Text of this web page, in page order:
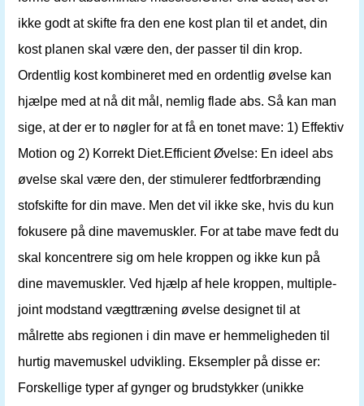
ikke godt at skifte fra den ene kost plan til et andet, din
kost planen skal være den, der passer til din krop.
Ordentlig kost kombineret med en ordentlig øvelse kan
hjælpe med at nå dit mål, nemlig flade abs. Så kan man
sige, at der er to nøgler for at få en tonet mave: 1) Effektiv
Motion og 2) Korrekt Diet.Efficient Øvelse: En ideel abs
øvelse skal være den, der stimulerer fedtforbrænding
stofskifte for din mave. Men det vil ikke ske, hvis du kun
fokusere på dine mavemuskler. For at tabe mave fedt du
skal koncentrere sig om hele kroppen og ikke kun på
dine mavemuskler. Ved hjælp af hele kroppen, multiple-
joint modstand vægttræning øvelse designet til at
målrette abs regionen i din mave er hemmeligheden til
hurtig mavemuskel udvikling. Eksempler på disse er:
Forskellige typer af gynger og brudstykker (unikke